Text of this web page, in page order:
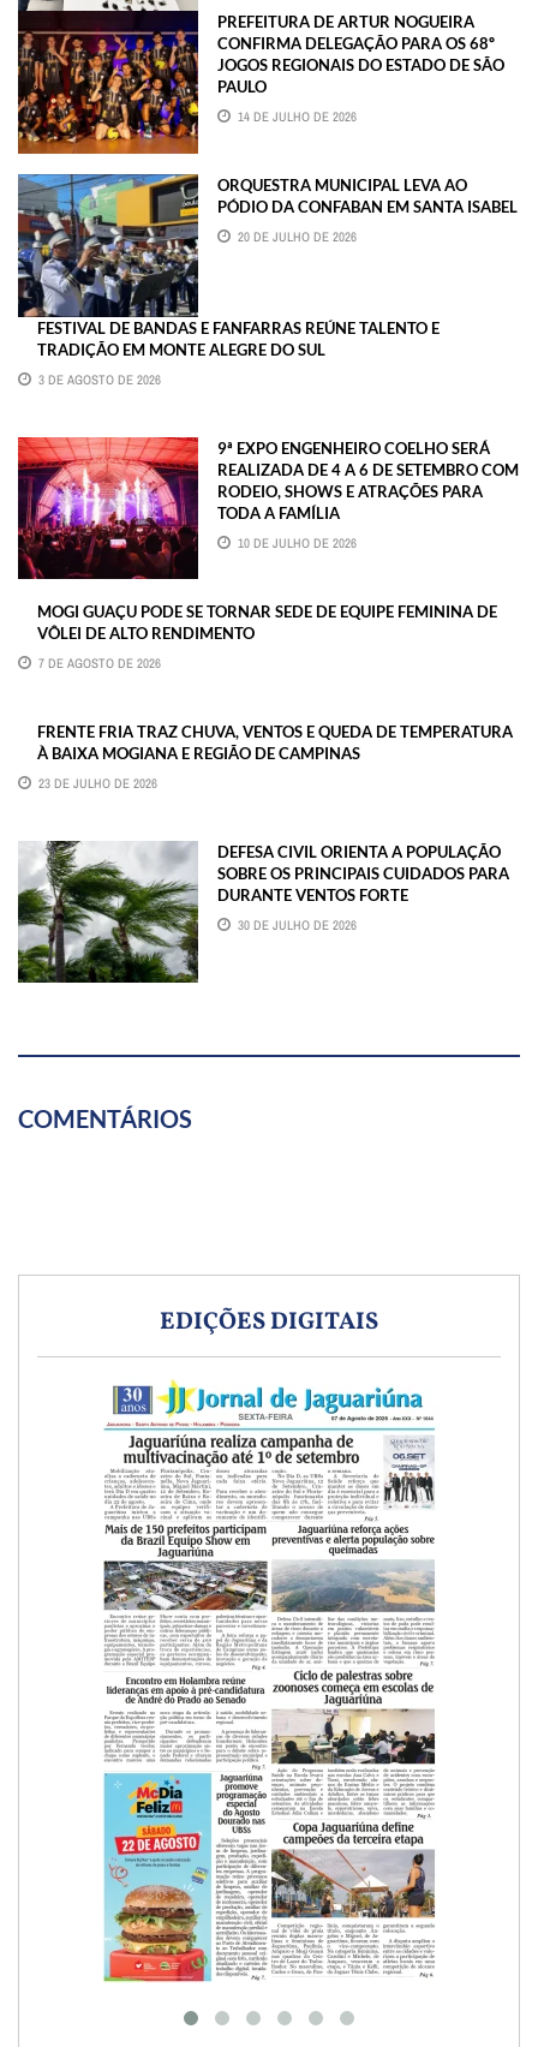
PREFEITURA DE ARTUR NOGUEIRA
CONFIRMA DELEGAÇÃO PARA OS 68º
JOGOS REGIONAIS DO ESTADO DE SÃO
PAULO
14 DE JULHO DE 2026
ORQUESTRA MUNICIPAL LEVA AO
PÓDIO DA CONFABAN EM SANTA ISABEL
20 DE JULHO DE 2026
FESTIVAL DE BANDAS E FANFARRAS REÚNE TALENTO E
TRADIÇÃO EM MONTE ALEGRE DO SUL
3 DE AGOSTO DE 2026
9ª EXPO ENGENHEIRO COELHO SERÁ
REALIZADA DE 4 A 6 DE SETEMBRO COM
RODEIO, SHOWS E ATRAÇÕES PARA
TODA A FAMÍLIA
10 DE JULHO DE 2026
MOGI GUAÇU PODE SE TORNAR SEDE DE EQUIPE FEMININA DE
VÔLEI DE ALTO RENDIMENTO
7 DE AGOSTO DE 2026
FRENTE FRIA TRAZ CHUVA, VENTOS E QUEDA DE TEMPERATURA
À BAIXA MOGIANA E REGIÃO DE CAMPINAS
23 DE JULHO DE 2026
DEFESA CIVIL ORIENTA A POPULAÇÃO
SOBRE OS PRINCIPAIS CUIDADOS PARA
DURANTE VENTOS FORTE
30 DE JULHO DE 2026
COMENTÁRIOS
EDIÇÕES DIGITAIS